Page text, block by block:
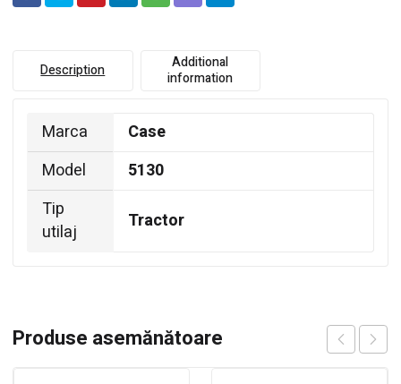
Description
Additional
information
Marca
Case
Model
5130
Tip
utilaj
Tractor
Produse asemănătoare